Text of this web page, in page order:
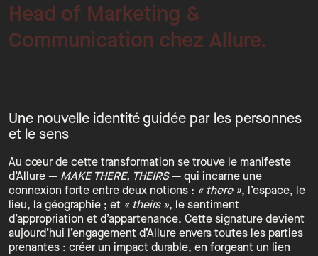
Head of Marketing &
Communication chez Allure.
Une nouvelle identité guidée par les personnes
et le sens
Au cœur de cette transformation se trouve le manifeste
d’Allure — MAKE THERE, THEIRS— qui incarne une
connexion forte entre deux notions : « there », l’espace, le
lieu, la géographie ; et « theirs », le sentiment
d’appropriation et d’appartenance. Cette signature devient
aujourd’hui l’engagement d’Allure envers toutes les parties
prenantes : créer un impact durable, en forgeant un lien